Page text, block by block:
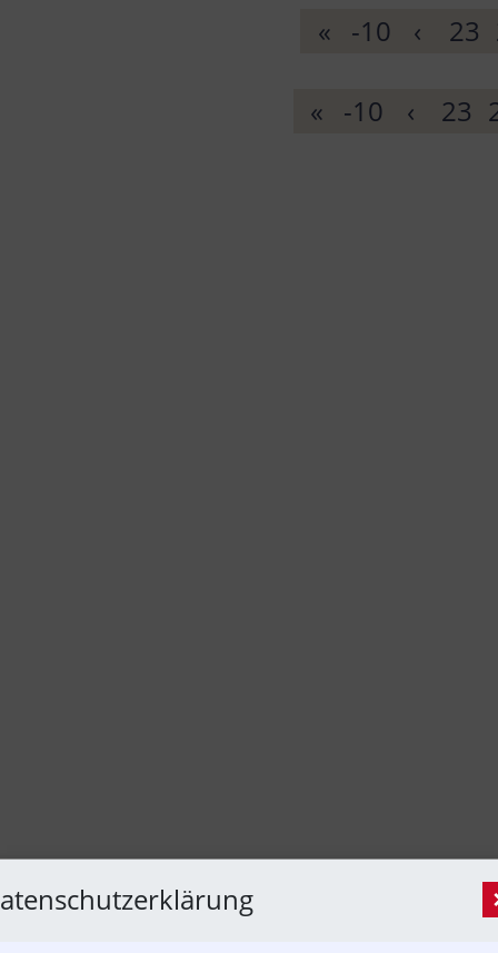
SOLD OUT
« -10 ‹ 23
« -10 ‹ 23